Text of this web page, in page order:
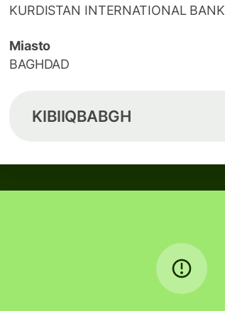
KURDISTAN INTERNATIONAL BANK
Miasto
BAGHDAD
KIBIIQBABGH